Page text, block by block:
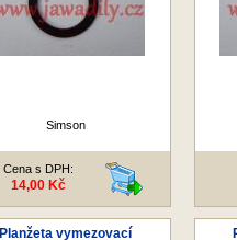
Simson
Cena s DPH:
14,00 Kč
Planžeta vymezovací